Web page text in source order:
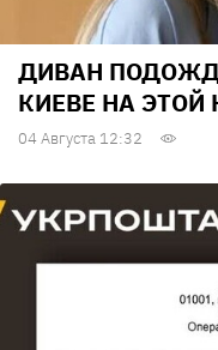
ДИВАН
КИЕВЕ НА ЭТОЙ
04 Августа 12:32